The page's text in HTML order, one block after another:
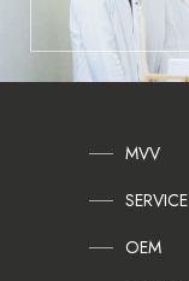
MVV
SERVICE
OEM